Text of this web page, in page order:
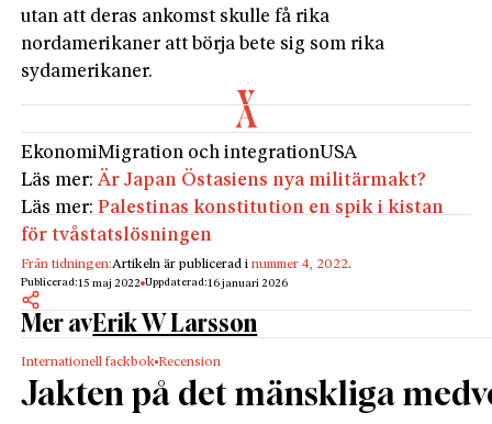
utan att deras ankomst skulle få rika
nordamerikaner att börja bete sig som rika
sydamerikaner.
EkonomiMigration och integrationUSA
Läs mer:Är Japan Östasiens nya militärmakt?
Läs mer:Palestinas konstitution en spik i kistan
för tvåstatslösningen
Från tidningen:Artikeln är publicerad inummer 4, 2022.
Publicerad:15 maj 2022 Uppdaterad:16 januari 2026
Mer avErik W Larsson
Internationell fackbok Recension
Jakten på det mänskliga